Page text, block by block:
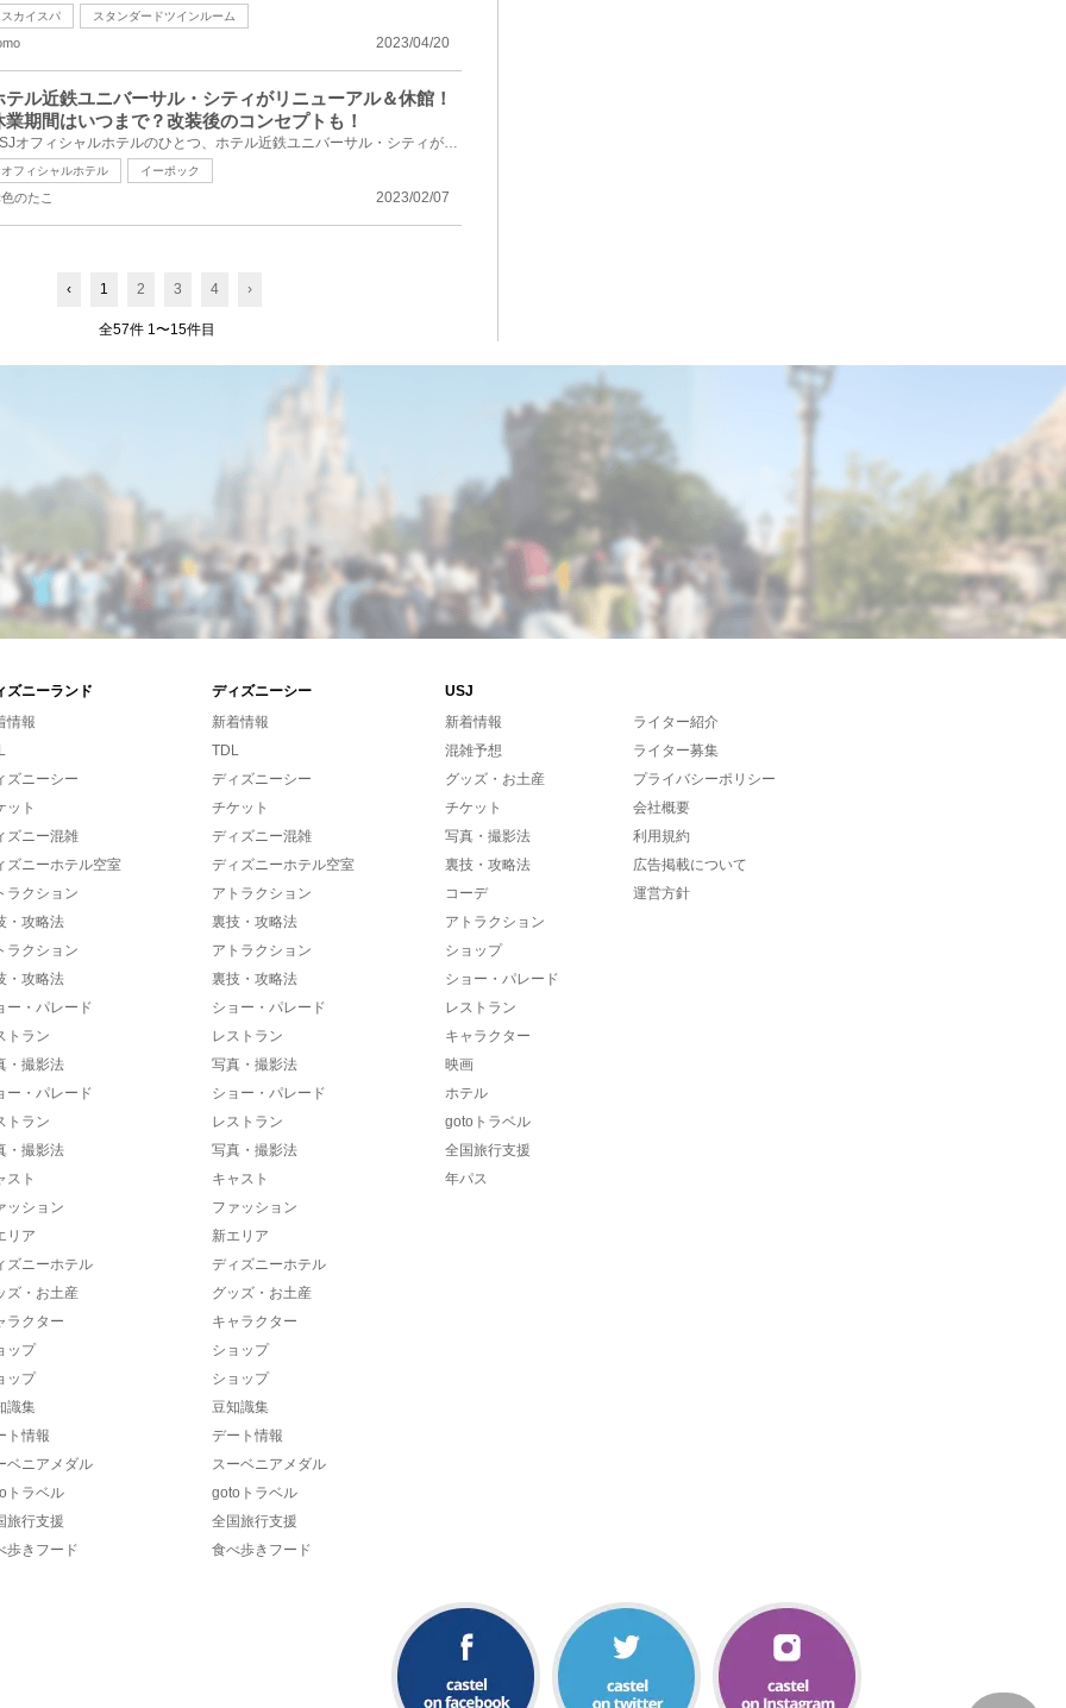
スカイスパ スタンダードツインルーム
2023/04/20
テル近鉄ユニバーサル・シティがリニューアル＆休館！
業期間はいつまで？改装後のコンセプトも！
USJオフィシャルホテルのひとつ、ホテル近鉄ユニバーサル・シティが2023年春、館内を全面リニューアル！...
オフィシャルホテル イーポック
2023/02/07
のたこ
‹ 1 2 3 4 ›
全57件 1〜15件目
ズニーランド ディズニーシー
USJ
情報
ズニーシー
ット
ズニー混雑
ズニーホテル空室
ラクション
・攻略法
ラクション
・攻略法
ー・パレード
トラン
・撮影法
ー・パレード
トラン
・撮影法
スト
ッション
リア
ズニーホテル
ズ・お土産
ラクター
ップ
ップ
識集
ト情報
ベニアメダル
トラベル
旅行支援
歩きフード
新着情報
TDL
ディズニーシー
チケット
ディズニー混雑
ディズニーホテル空室
アトラクション
裏技・攻略法
アトラクション
裏技・攻略法
ショー・パレード
レストラン
写真・撮影法
ショー・パレード
レストラン
写真・撮影法
キャスト
ファッション
新エリア
ディズニーホテル
グッズ・お土産
キャラクター
ショップ
ショップ
豆知識集
デート情報
スーベニアメダル
gotoトラベル
全国旅行支援
食べ歩きフード
新着情報
混雑予想
グッズ・お土産
チケット
写真・撮影法
裏技・攻略法
コーデ
アトラクション
ショップ
ショー・パレード
レストラン
キャラクター
映画
ホテル
gotoトラベル
全国旅行支援
年パス
ライター紹介
ライター募集
プライバシーポリシー
会社概要
利用規約
広告掲載について
運営方針